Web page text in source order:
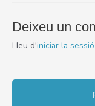
Deixeu un
Heu d'iniciar la sessió